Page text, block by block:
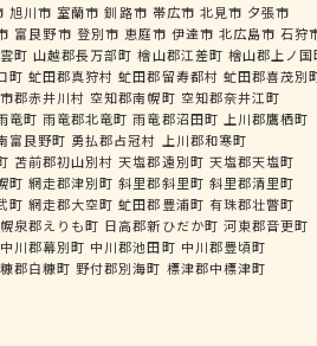
旭川市 室蘭市 釧路市 帯広市 北見市 夕張市
富良野市 登別市 恵庭市 伊達市 北広島市 石狩
町 山越郡長万部町 檜山郡江差町 檜山郡上ノ国
町 虻田郡真狩村 虻田郡留寿都村 虻田郡喜茂別
郡赤井川村 空知郡南幌町 空知郡奈井江町
竜町 雨竜郡北竜町 雨竜郡沼田町 上川郡鷹栖町
富良野町 勇払郡占冠村
上川郡和寒町
苫前郡初山別村 天塩郡遠別町 天塩郡天塩町
町 網走郡津別町 斜里郡斜里町 斜里郡清里町
町 網走郡大空町 虻田郡豊浦町 有珠郡壮瞥町
幌泉郡えりも町 日高郡新ひだか町 河東郡音更町
中川郡幕別町 中川郡池田町 中川郡豊頃町
郡白糠町 野付郡別海町 標津郡中標津町